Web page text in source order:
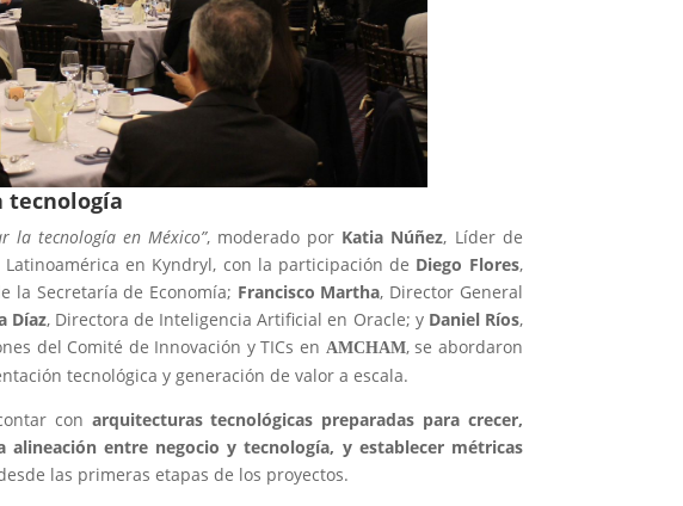
tecnología
la tecnología en México”, moderado por Katia Núñez, Líder de
en Kyndryl, con la participación de Diego Flores,
la Secretaría de Economía; Francisco Martha, Director General
Díaz, Directora de Inteligencia Artificial en Oracle; y Daniel Ríos,
del Comité de Innovación y TICs en AMCHAM, se abordaron
tecnológica y generación de valor a escala.
con arquitecturas tecnológicas preparadas para crecer,
entre negocio y tecnología, y establecer métricas
las primeras etapas de los proyectos.